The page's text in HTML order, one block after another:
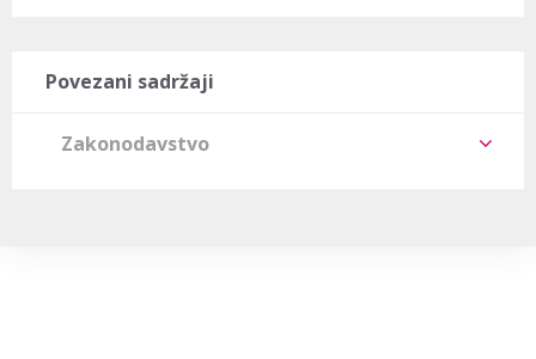
Povezani sadržaji
Zakonodavstvo